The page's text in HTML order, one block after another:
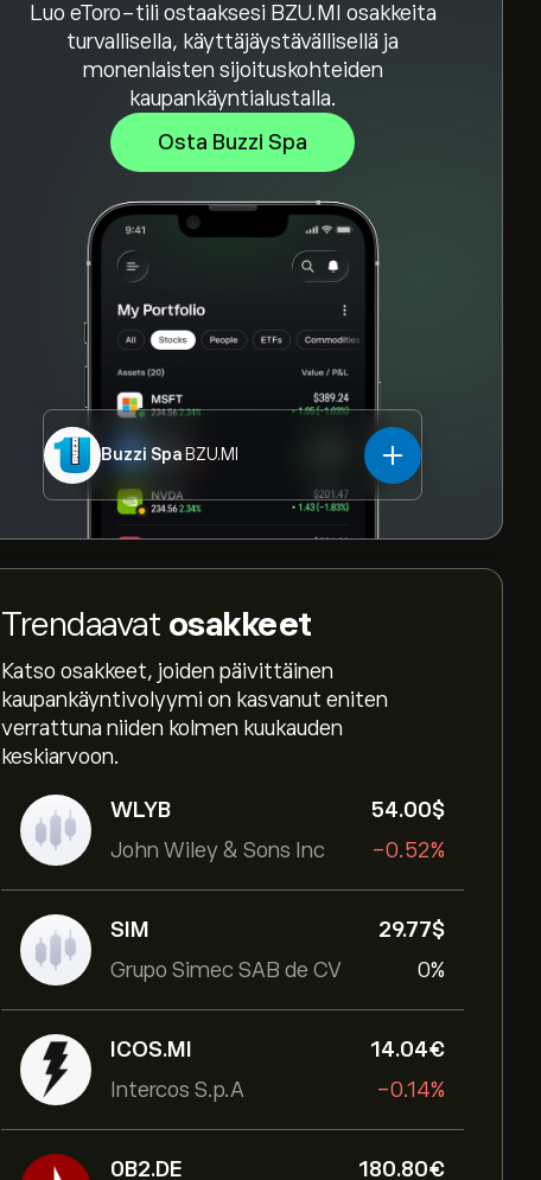
Luo eToro-tili ostaaksesi BZU.MI osakkeita
turvallisella, käyttäjäystävällisellä ja
monenlaisten sijoituskohteiden
kaupankäyntialustalla.
Osta Buzzi Spa
Buzzi Spa BZU.MI
Trendaavat osakkeet
Katso osakkeet, joiden päivittäinen
kaupankäyntivolyymi on kasvanut eniten
verrattuna niiden kolmen kuukauden
keskiarvoon.
WLYB
John Wiley & Sons Inc
54.00‎$‎
-0.52%
SIM
Grupo Simec SAB de CV
29.77‎$‎
0%
ICOS.MI
Intercos S.p.A
14.04‎€‎
-0.14%
0B2.DE
180.80‎€‎